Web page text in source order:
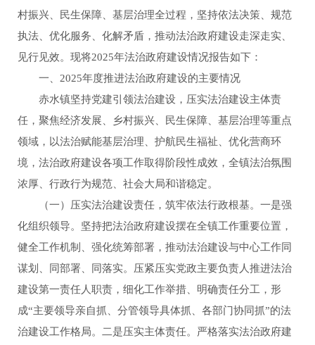
村振兴、民生保障、基层治理全过程，坚持依法决策、规范
执法、优化服务、化解矛盾，推动法治政府建设走深走实、
见行见效。现将2025年法治政府建设情况报告如下：
一、2025年度推进法治政府建设的主要情况
赤水镇坚持党建引领法治建设，压实法治建设主体责
任，聚焦经济发展、乡村振兴、民生保障、基层治理等重点
领域，以法治赋能基层治理、护航民生福祉、优化营商环
境，法治政府建设各项工作取得阶段性成效，全镇法治氛围
浓厚、行政行为规范、社会大局和谐稳定。
（一）压实法治建设责任，筑牢依法行政根基。一是强
化组织领导。坚持把法治政府建设摆在全镇工作重要位置，
健全工作机制、强化统筹部署，推动法治建设与中心工作同
谋划、同部署、同落实。压紧压实党政主要负责人推进法治
建设第一责任人职责，细化工作举措、明确责任分工，形
成“主要领导亲自抓、分管领导具体抓、各部门协同抓”的法
治建设工作格局。二是压实主体责任。严格落实法治政府建